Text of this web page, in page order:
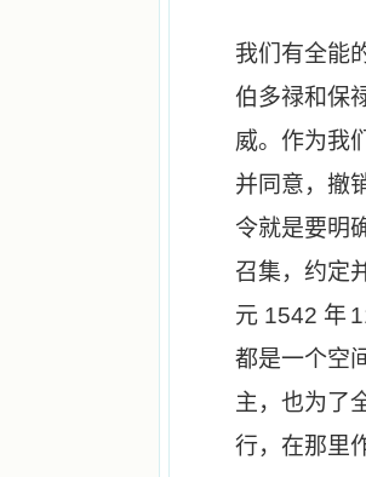
我们有全能
伯多禄和保
威。作为我
并同意，撤
令就是要明
召集，约定
元 1542 年
都是一个空
主，也为了
行，在那里